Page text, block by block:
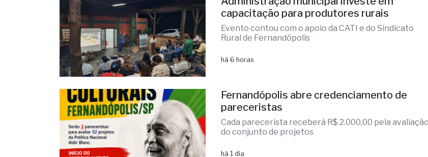
Administração municipal investe em
capacitação para produtores rurais
Evento contou com o apoio da CATI e do Sindicato
Rural de Fernandópolis
Fernandópolis abre credenciamento de
pareceristas
Cada parecerista receberá R$ 2.000,00 pela avaliação
do conjunto de projetos